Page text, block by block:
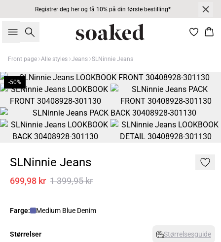
Registrer deg her og få 10% på din første bestilling*
Søk
Front page Alle styles Jeans SLNinnie Jeans
-50%
SLNinnie Jeans
699,98 kr 1 399,95 kr
Farge: Medium Blue Denim
Størrelser Størrelsesguide